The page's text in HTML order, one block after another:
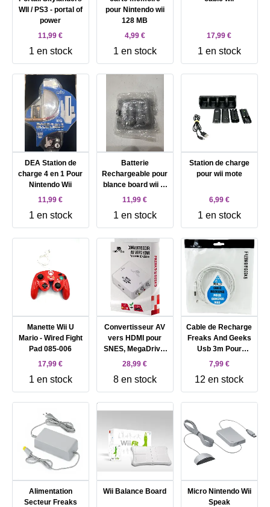
WII / PS3 - portal of
power
11,99 €
1 en stock
pour Nintendo wii
128 MB
4,99 €
1 en stock
17,99 €
1 en stock
DEA Station de
charge 4 en 1 Pour
Nintendo Wii
11,99 €
1 en stock
Batterie
Rechargeable pour
blance board wii fit
NW860
11,99 €
1 en stock
Station de charge
pour wii mote
6,99 €
1 en stock
Manette Wii U
Mario - Wired Fight
Pad 085-006
17,99 €
1 en stock
Convertisseur AV
vers HDMI pour
SNES, MegaDrive,
Wii, Game Cube..
28,99 €
8 en stock
Cable de Recharge
Freaks And Geeks
Usb 3m Pour
Gameepad Wii U
7,99 €
12 en stock
Alimentation
Secteur Freaks
Wii Balance Board
Micro Nintendo Wii
Speak